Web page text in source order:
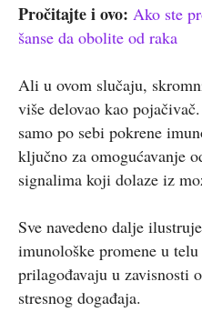
Pročitajte i ovo: Ako ste
šanse da obolite od raka
Ali u ovom slučaju,
više delovao kao
samo po sebi pokrene
ključno za omogućavanje
signalima koji dolaze iz
Sve navedeno dalje
imunološke promene u
prilagođavaju u zavisnosti
stresnog događaja.